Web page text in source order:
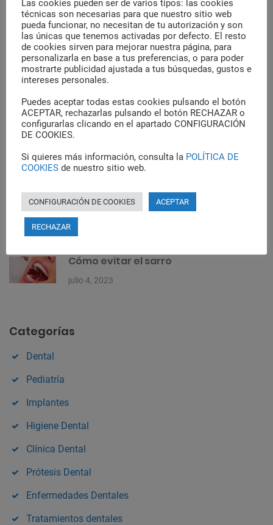
Post Recientes
¿Qué son los brackets Damon y qué
agosto 22, 2023
Ventajas del uso de flúor en
odontología ¿Cómo se administra?
agosto 1, 2023
Cómo evitar el sarro
julio 4, 2023
Categorías
Dental
Pediatría
Implantes
Higiene Dental
Clínica Dental
Prótesis Dental
Enfermedades Dentales
Tratamientos dentales
Las cookies pueden ser de varios tipos: las cookies
técnicas son necesarias para que nuestro sitio web
pueda funcionar, no necesitan de tu autorización y son
las únicas que tenemos activadas por defecto. El resto
de cookies sirven para mejorar nuestra página, para
personalizarla en base a tus preferencias, o para poder
mostrarte publicidad ajustada a tus búsquedas, gustos e
intereses personales.
Puedes aceptar todas estas cookies pulsando el botón
ACEPTAR, rechazarlas pulsando el botón RECHAZAR o
configurarlas clicando en el apartado CONFIGURACIÓN
DE COOKIES.
Si quieres más información, consulta la POLÍTICA DE
COOKIES de nuestro sitio web.
CONFIGURACIÓN DE COOKIES ACEPTAR
RECHAZAR